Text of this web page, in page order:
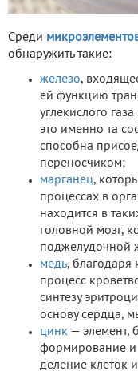
Среди
обнаружить такие:
железо,
ей функцию
углекислого
это именно та
способна
переносчиком;
марганец,
процессах в
находится в
головной мозг,
поджелудочной
медь, благодаря
процесс
синтезу
основу сердца,
цинк — элемент,
формирование и
деление клеток